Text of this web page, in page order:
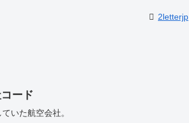
2letterjp
ード
いた航空会社。